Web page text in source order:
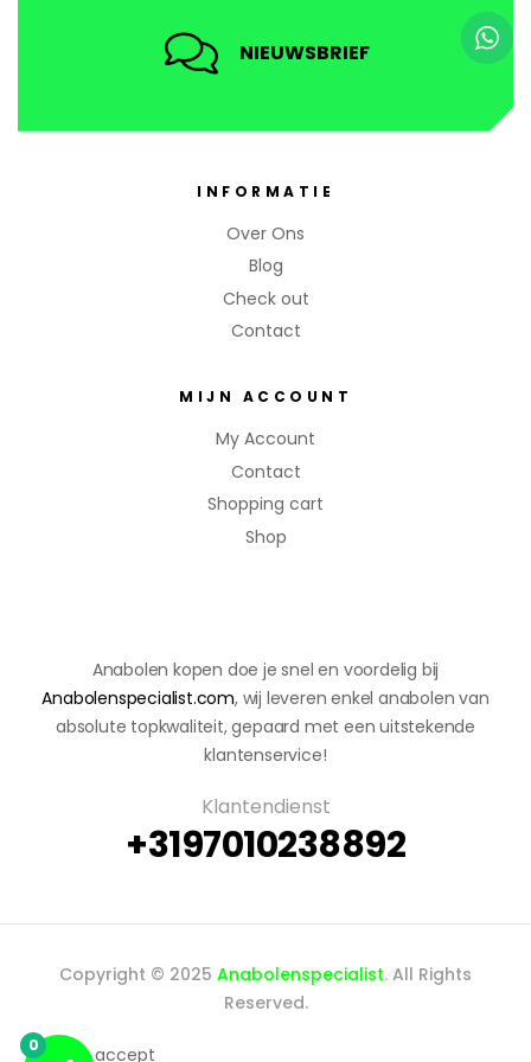
Anabolen kopen doe je snel en voordelig bij
Anabolenspecialist.com, wij leveren enkel anabolen van
absolute topkwaliteit, gepaard met een uitstekende
klantenservice!
Klantendienst
+3197010238892
NIEUWSBRIEF
INFORMATIE
Over Ons
Blog
Check out
Contact
MIJN ACCOUNT
My Account
Contact
Shopping cart
Shop
Copyright © 2025 Anabolenspecialist. All Rights
Reserved.
We accept
0